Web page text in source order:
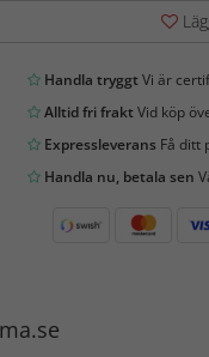
Handla tryggtVi är
Alltid fri fraktVid köp
ExpressleveransFå ditt
Handla nu, betala sen